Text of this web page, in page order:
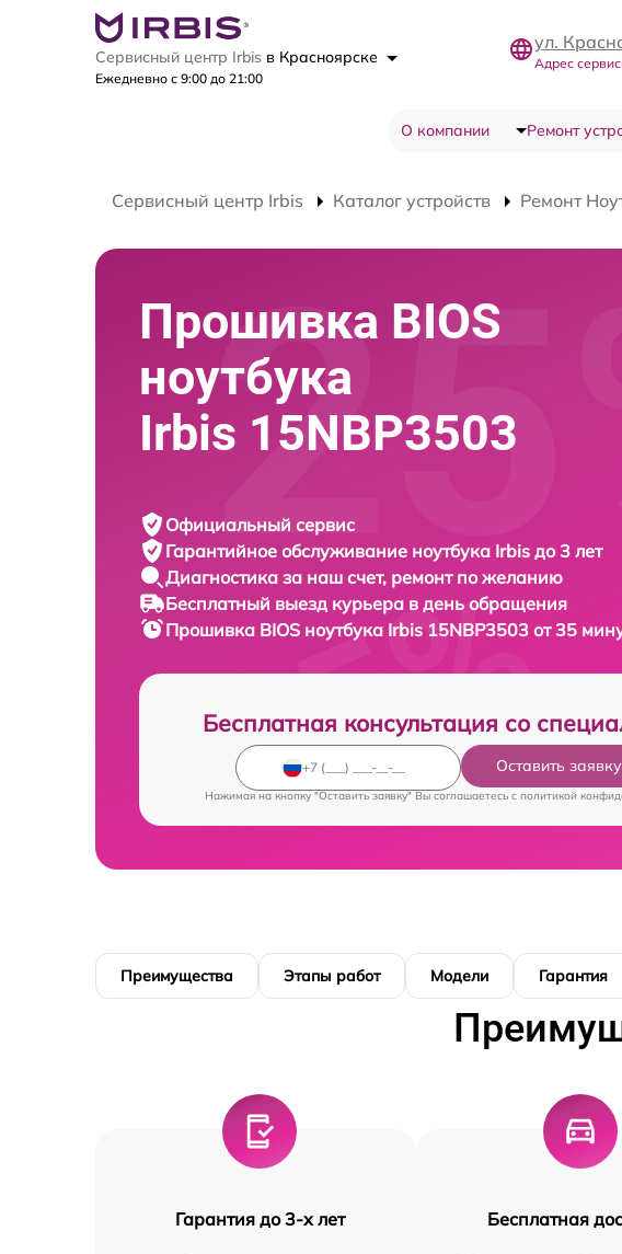
Сервисный центр Irbis в Красноярске
Ежедневно с 9:00 до 21:00
ул.
Адрес
О компании Ремонт
Сервисный центр Irbis Каталог устройств Ремонт
Прошивка BIOS
ноутбука
Irbis 15NBP3503
Официальный сервис
Гарантийное обслуживание ноутбука Irbis до 3 лет
Диагностика за наш счет, ремонт по желанию
Бесплатный выезд курьера в день обращения
Прошивка BIOS ноутбука Irbis 15NBP3503 от 35
Бесплатная консультация со
Оставить заявку
Нажимая на кнопку "Оставить заявку" Вы соглашаетесь c политикой
Преимущества Этапы работ Модели Гарантия
Гарантия до 3-х лет Бесплатная